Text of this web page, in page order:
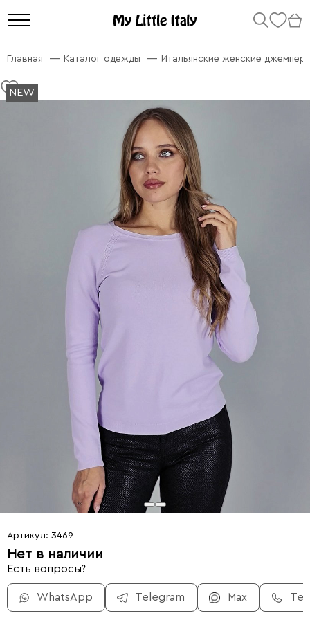
Главная Каталог одежды Итальянские женские
NEW
NEW
Артикул: 3469
Нет в наличии
Есть вопросы?
WhatsApp Telegram Max